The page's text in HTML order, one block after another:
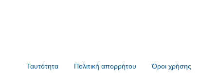
Ταυτότητα Πολιτική απορρήτου Όροι χρήσης